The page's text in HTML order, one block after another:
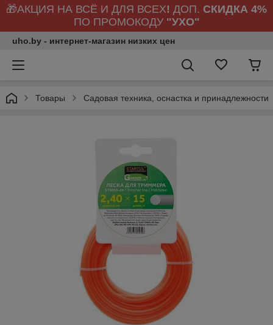
🎁АКЦИЯ НА ВСЁ И ДЛЯ ВСЕХ! ДОП. СКИДКА 4%
ПО ПРОМОКОДУ "УХО"
uho.by - интернет-магазин низких цен
Товары Садовая техника, оснастка и принадлежности